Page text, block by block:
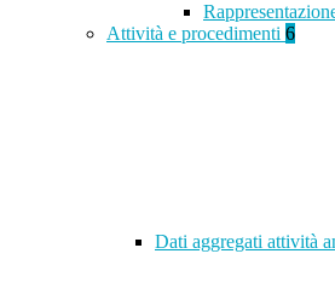
Attività e procedimenti 6
Dati aggregati attività